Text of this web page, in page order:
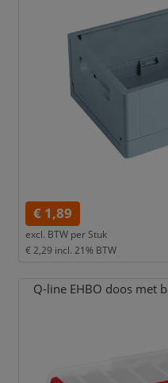
€ 1,89
excl. BTW per Stuk
€ 2,29 incl. 21% BTW
Q-line EHBO doos met